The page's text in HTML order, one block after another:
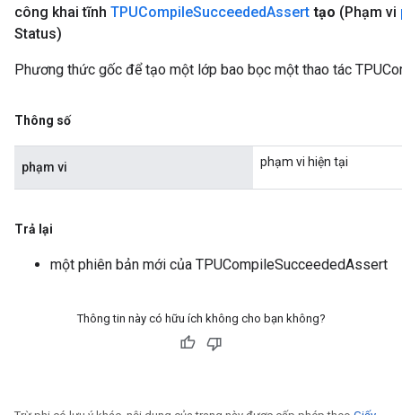
công khai tĩnh TPUCompileSucceededAssert tạo (Phạm vi
Status)
Phương thức gốc để tạo một lớp bao bọc một thao tác
Thông số
phạm vi phạm vi hiện tại
Trả lại
một phiên bản mới của TPUCompileSucceededAssert
Thông tin này có hữu ích không cho bạn không?